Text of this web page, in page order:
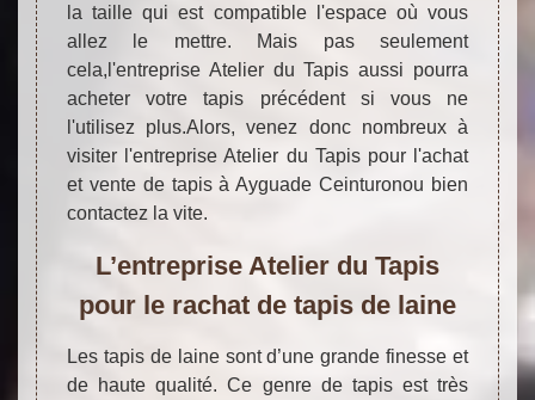
la taille qui est compatible l'espace où vous
allez le mettre. Mais pas seulement
cela,l'entreprise Atelier du Tapis aussi pourra
acheter votre tapis précédent si vous ne
l'utilisez plus.Alors, venez donc nombreux à
visiter l'entreprise Atelier du Tapis pour l'achat
et vente de tapis à Ayguade Ceinturonou bien
contactez la vite.
L’entreprise Atelier du Tapis
pour le rachat de tapis de laine
Les tapis de laine sont d’une grande finesse et
de haute qualité. Ce genre de tapis est très